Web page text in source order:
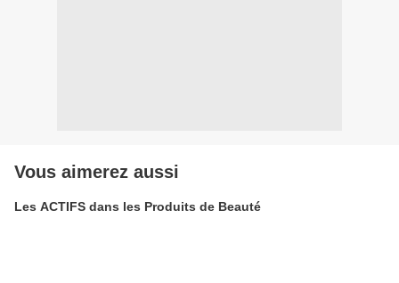
Vous aimerez aussi
Les ACTIFS dans les Produits de Beauté